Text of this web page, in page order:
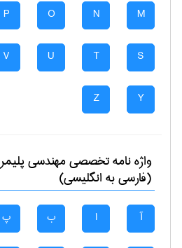
M
N
O
P
S
T
U
V
Y
Z
واژه نامه تخصصیمهندسی پليمر
(فارسی به انگلیسی)
آ ا ب پ